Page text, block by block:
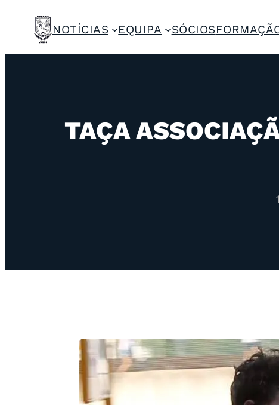
NOTÍCIAS EQUIPA SÓCIOS
TAÇA